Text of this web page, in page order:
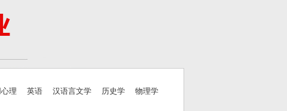
心理 英语 汉语言文学 历史学 物理学